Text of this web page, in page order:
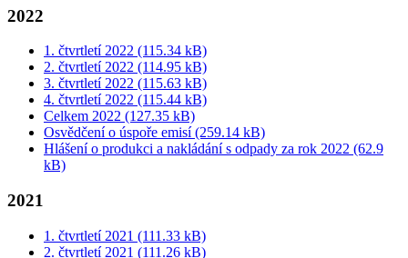
2022
1. čtvrtletí 2022 (115.34 kB)
2. čtvrtletí 2022 (114.95 kB)
3. čtvrtletí 2022 (115.63 kB)
4. čtvrtletí 2022 (115.44 kB)
Celkem 2022 (127.35 kB)
Osvědčení o úspoře emisí (259.14 kB)
Hlášení o produkci a nakládání s odpady za rok 2022 (62.9
kB)
2021
1. čtvrtletí 2021 (111.33 kB)
2. čtvrtletí 2021 (111.26 kB)